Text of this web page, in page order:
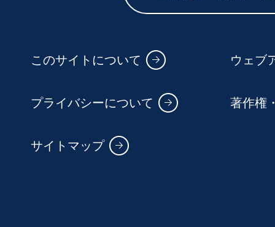
このサイトについて ウェブ
プライバシーについて 著作権
サイトマップ